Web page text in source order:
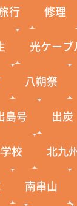
行 修理
光ケーブ
八朔祭
島号 出炭
校 北九
南串山